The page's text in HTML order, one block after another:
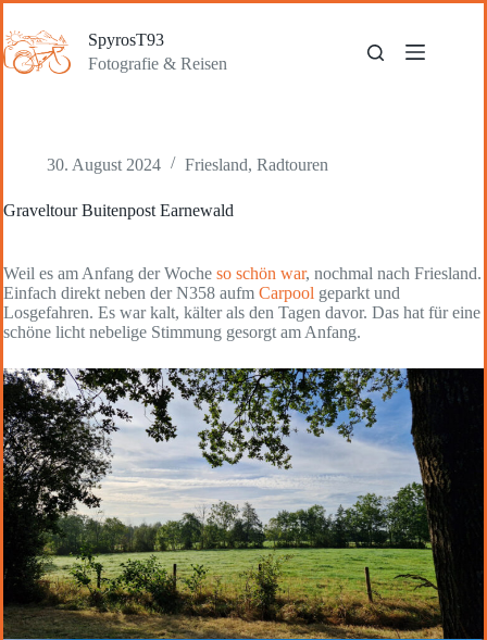
Inhalt
springen
SpyrosT93
Fotografie & Reisen
30. August 2024 Friesland, Radtouren
Graveltour Buitenpost Earnewald
Weil es am Anfang der Woche so schön war, nochmal nach Friesland.
Einfach direkt neben der N358 aufm Carpool geparkt und
Losgefahren. Es war kalt, kälter als den Tagen davor. Das hat für eine
schöne licht nebelige Stimmung gesorgt am Anfang.